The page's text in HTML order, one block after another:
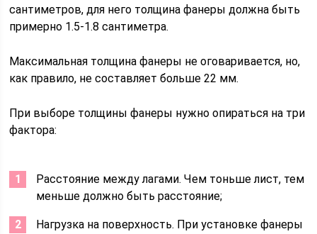
сантиметров, для него толщина фанеры должна быть
примерно 1.5-1.8 сантиметра.
Максимальная толщина фанеры не оговаривается, но,
как правило, не составляет больше 22 мм.
При выборе толщины фанеры нужно опираться на три
фактора:
Расстояние между лагами. Чем тоньше лист, тем
меньше должно быть расстояние;
Нагрузка на поверхность. При установке фанеры